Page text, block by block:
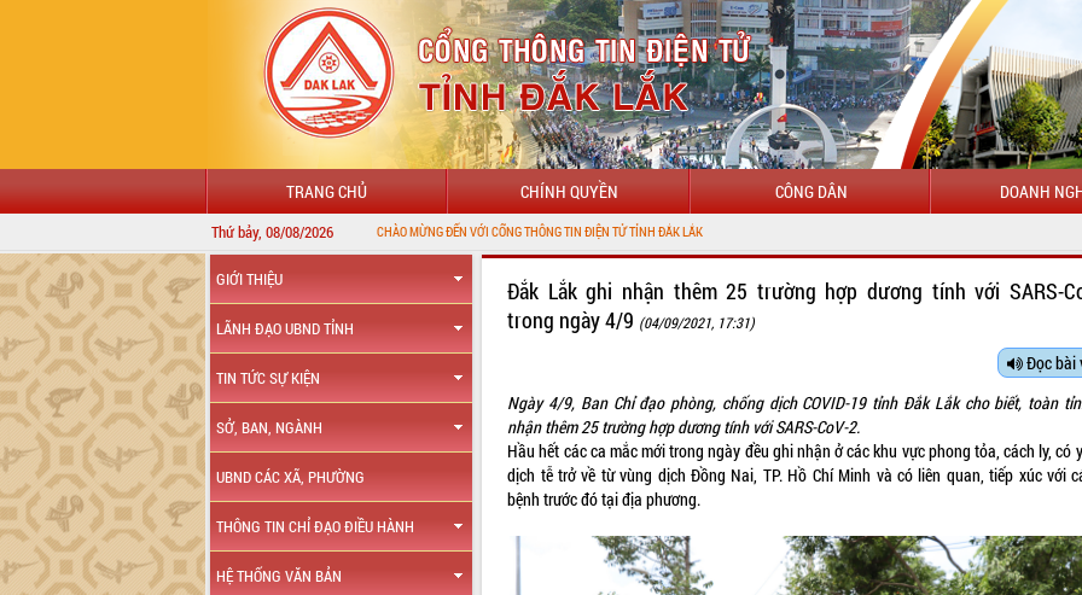
TRANG CHỦ CHÍNH QUYỀN CÔNG DÂN DOANH
Thứ bảy, 08/08/2026CHÀO MỪNG ĐẾN VỚI CỔNG THÔNG TIN ĐIỆN TỬ TỈNH ĐẮK LẮK
GIỚI THIỆU
LÃNH ĐẠO UBND TỈNH
TIN TỨC SỰ KIỆN
SỞ, BAN, NGÀNH
UBND CÁC XÃ, PHƯỜNG
THÔNG TIN CHỈ ĐẠO ĐIỀU HÀNH
HỆ THỐNG VĂN BẢN
Đắk Lắk ghi nhận thêm 25 trường hợp dương tính với SARS-
trong ngày 4/9 (04/09/2021, 17:31)
Đọc bài
Ngày 4/9, Ban Chỉ đạo phòng, chống dịch COVID-19 tỉnh Đắk Lắk cho biết, toàn
nhận thêm 25 trường hợp dương tính với SARS-CoV-2.
Hầu hết các ca mắc mới trong ngày đều ghi nhận ở các khu vực phong tỏa, cách ly, có
dịch tễ trở về từ vùng dịch Đồng Nai, TP. Hồ Chí Minh và có liên quan, tiếp xúc với
bệnh trước đó tại địa phương.